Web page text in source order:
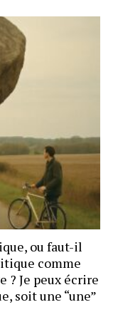
ou faut-il
comme
? Je peux écrire
soit une “une”